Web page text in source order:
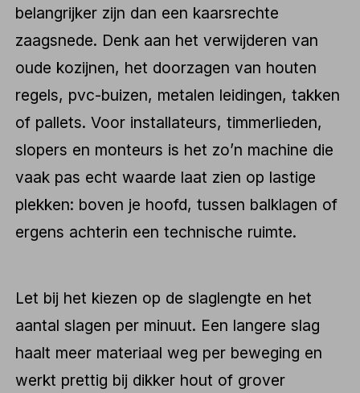
belangrijker zijn dan een kaarsrechte
zaagsnede. Denk aan het verwijderen van
oude kozijnen, het doorzagen van houten
regels, pvc-buizen, metalen leidingen, takken
of pallets. Voor installateurs, timmerlieden,
slopers en monteurs is het zo’n machine die
vaak pas echt waarde laat zien op lastige
plekken: boven je hoofd, tussen balklagen of
ergens achterin een technische ruimte.
Let bij het kiezen op de slaglengte en het
aantal slagen per minuut. Een langere slag
haalt meer materiaal weg per beweging en
werkt prettig bij dikker hout of grover